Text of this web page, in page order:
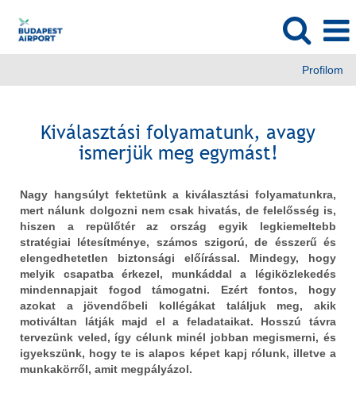
Profilom
Kiválasztási folyamatunk, avagy
ismerjük meg egymást!
Nagy hangsúlyt fektetünk a kiválasztási folyamatunkra,
mert nálunk dolgozni nem csak hivatás, de felelősség is,
hiszen a repülőtér az ország egyik legkiemeltebb
stratégiai létesítménye, számos szigorú, de ésszerű és
elengedhetetlen biztonsági előírással. Mindegy, hogy
melyik csapatba érkezel, munkáddal a légiközlekedés
mindennapjait fogod támogatni. Ezért fontos, hogy
azokat a jövendőbeli kollégákat találjuk meg, akik
motiváltan látják majd el a feladataikat. Hosszú távra
tervezünk veled, így célunk minél jobban megismerni, és
igyekszünk, hogy te is alapos képet kapj rólunk, illetve a
munkakörről, amit megpályázol.